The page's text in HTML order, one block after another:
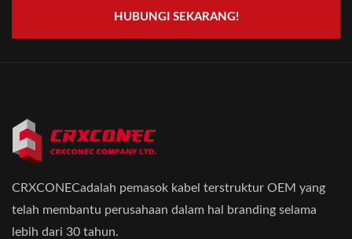
HUBUNGI SEKARANG!
CRXCONECadalah pemasok kabel terstruktur OEM yang
telah membantu perusahaan dalam hal branding selama
lebih dari 30 tahun.